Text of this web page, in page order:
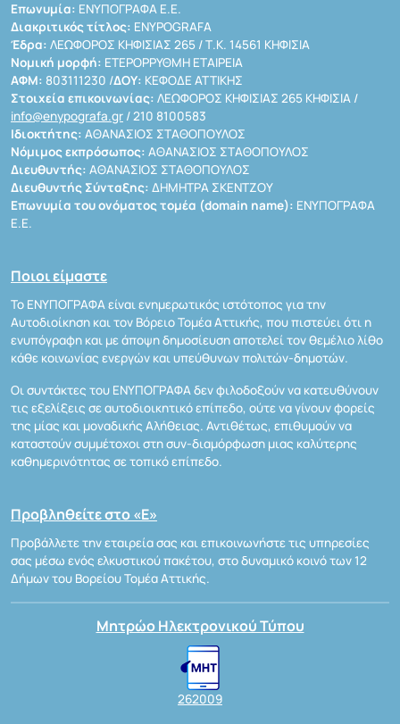
Επωνυμία: ΕΝΥΠΟΓΡΑΦΑ Ε.Ε.
Διακριτικός τίτλος: ENYPOGRAFA
Έδρα: ΛΕΩΦΟΡΟΣ ΚΗΦΙΣΙΑΣ 265 / Τ.Κ. 14561 ΚΗΦΙΣΙΑ
Νομική μορφή: ΕΤΕΡΟΡΡΥΘΜΗ ΕΤΑΙΡΕΙΑ
ΑΦΜ: 803111230 /ΔΟΥ: ΚΕΦΟΔΕ ΑΤΤΙΚΗΣ
Στοιχεία επικοινωνίας: ΛΕΩΦΟΡΟΣ ΚΗΦΙΣΙΑΣ 265 ΚΗΦΙΣΙΑ /
info@enypografa.gr / 210 8100583
Ιδιοκτήτης: ΑΘΑΝΑΣΙΟΣ ΣΤΑΘΟΠΟΥΛΟΣ
Νόμιμος εκπρόσωπος: ΑΘΑΝΑΣΙΟΣ ΣΤΑΘΟΠΟΥΛΟΣ
Διευθυντής: ΑΘΑΝΑΣΙΟΣ ΣΤΑΘΟΠΟΥΛΟΣ
Διευθυντής Σύνταξης: ΔΗΜΗΤΡΑ ΣΚΕΝΤΖΟΥ
Επωνυμία του ονόματος τομέα (domain name): ΕΝΥΠΟΓΡΑΦΑ
Ε.Ε.
Ποιοι είμαστε
Το ΕΝΥΠΟΓΡΑΦΑ είναι ενημερωτικός ιστότοπος για την
Αυτοδιοίκηση και τον Βόρειο Τομέα Αττικής, που πιστεύει ότι η
ενυπόγραφη και με άποψη δημοσίευση αποτελεί τον θεμέλιο λίθο
κάθε κοινωνίας ενεργών και υπεύθυνων πολιτών-δημοτών.
Οι συντάκτες του ΕΝΥΠΟΓΡΑΦΑ δεν φιλοδοξούν να κατευθύνουν
τις εξελίξεις σε αυτοδιοικητικό επίπεδο, ούτε να γίνουν φορείς
της μίας και μοναδικής Αλήθειας. Αντιθέτως, επιθυμούν να
καταστούν συμμέτοχοι στη συν-διαμόρφωση μιας καλύτερης
καθημερινότητας σε τοπικό επίπεδο.
Προβληθείτε στο «Ε»
Προβάλλετε την εταιρεία σας και επικοινωνήστε τις υπηρεσίες
σας μέσω ενός ελκυστικού πακέτου, στο δυναμικό κοινό των 12
Δήμων του Βορείου Τομέα Αττικής.
Μητρώο Ηλεκτρονικού Τύπου
262009